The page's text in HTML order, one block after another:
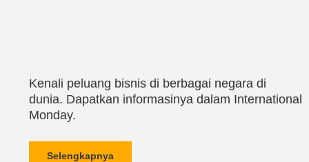
Kenali peluang bisnis di berbagai negara di
dunia. Dapatkan informasinya dalam International
Monday.
Selengkapnya